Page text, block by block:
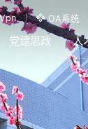
OA系统
党建思政 人